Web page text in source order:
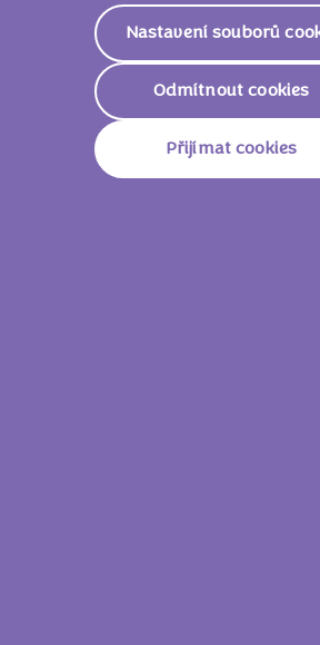
Již více než deset let se Milka
místní přírody v rámci iniciativy
kterou zahájila společně s
Cílem této úzké fialovo-zelené
zvýšit povědomí a ocenění
pokladů a Národního parku
Nastavení souborů
Odmítnout cookies
Přijímat cookies